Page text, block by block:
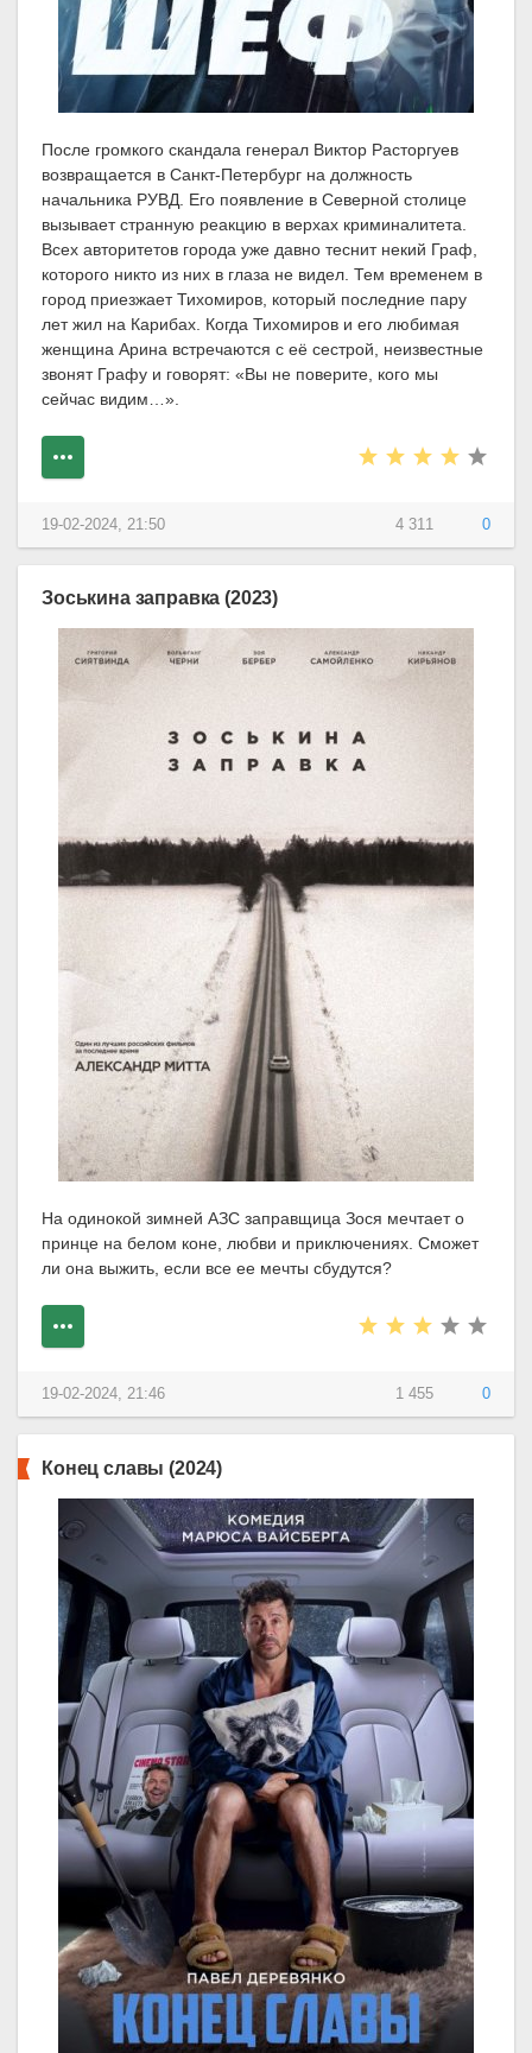
После громкого скандала генерал Виктор Расторгуев
возвращается в Санкт-Петербург на должность
начальника РУВД. Его появление в Северной столице
вызывает странную реакцию в верхах криминалитета.
Всех авторитетов города уже давно теснит некий Граф,
которого никто из них в глаза не видел. Тем временем в
город приезжает Тихомиров, который последние пару
лет жил на Карибах. Когда Тихомиров и его любимая
женщина Арина встречаются с её сестрой, неизвестные
звонят Графу и говорят: «Вы не поверите, кого мы
сейчас видим…».
4 311 0
19-02-2024, 21:50
Зоськина заправка (2023)
На одинокой зимней АЗС заправщица Зося мечтает о
принце на белом коне, любви и приключениях. Сможет
ли она выжить, если все ее мечты сбудутся?
1 455 0
19-02-2024, 21:46
Конец славы (2024)